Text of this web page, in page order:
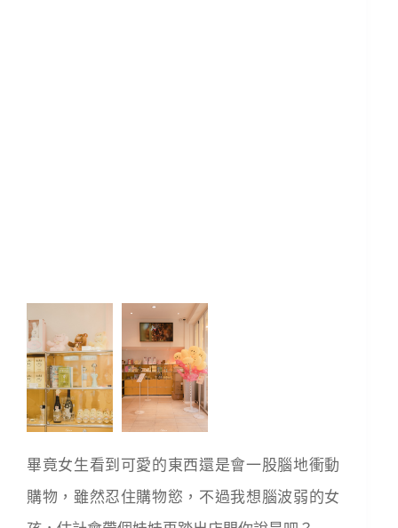
畢竟女生看到可愛的東西還是會一股腦地衝動
購物，雖然忍住購物慾，不過我想腦波弱的女